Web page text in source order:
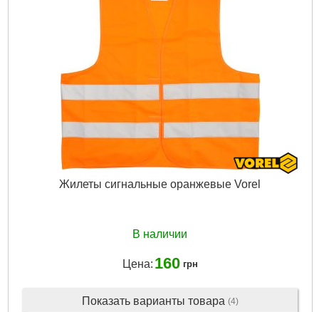
Жилеты сигнальные оранжевые Vorel
В наличии
Цена: 160 грн
Показать варианты товара (4)